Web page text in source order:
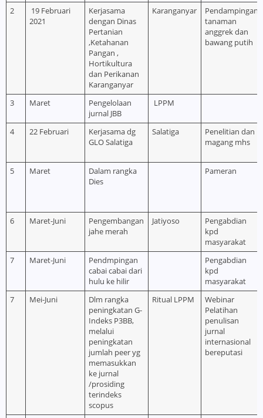
2
19 Februari
2021
Kerjasama
dengan Dinas
Pertanian
,Ketahanan
Pangan ,
Hortikultura
dan Perikanan
Karanganyar
Karanganyar
Pendampingan
tanaman
anggrek dan
bawang putih
3 Maret
Pengelolaan
jurnal JBB
LPPM
4 22 Februari
Kerjasama dg
GLO Salatiga
Salatiga
Penelitian dan
magang mhs
5 Maret
Dalam rangka
Dies
Pameran
6 Maret-Juni
Pengembangan
jahe merah
Jatiyoso
Pengabdian
kpd
masyarakat
7
Maret-Juni
Pendmpingan
cabai cabai dari
hulu ke hilir
Pengabdian
kpd
masyarakat
7
Mei-Juni
Dlm rangka
peningkatan G-
Indeks P3BB,
melalui
peningkatan
jumlah peer yg
memasukkan
ke jurnal
/prosiding
terindeks
scopus
Ritual LPPM
Webinar
Pelatihan
penulisan
jurnal
internasional
bereputasi